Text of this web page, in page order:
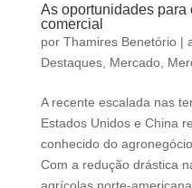
As oportunidades para
comercial
por Thamires Benetório|
Destaques, Mercado,
A recente escalada nas
Estados Unidos e China
conhecido do
Com a redução drástica